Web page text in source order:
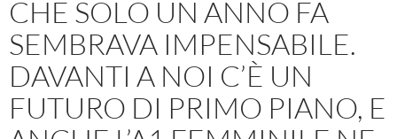
CHE SOLO UN ANNO FA
SEMBRAVA IMPENSABILE.
DAVANTI A NOI C’È UN
FUTURO DI PRIMO PIANO, E